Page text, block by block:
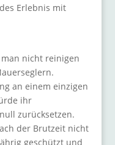
Erlebnis mit
nicht reinigen
an einem einzigen
ihr
zurücksetzen.
der Brutzeit nicht
geschützt und